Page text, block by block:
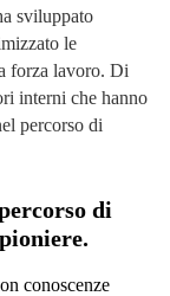
sviluppato
le
forza lavoro. Di
interni che hanno
percorso di
di
conoscenze